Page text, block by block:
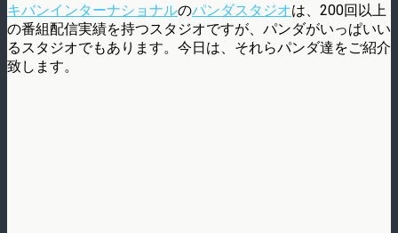
キバンインターナショナルのパンダスタジオは、200回以上
の番組配信実績を持つスタジオですが、パンダがいっぱいい
るスタジオでもあります。今日は、それらパンダ達をご紹介
致します。